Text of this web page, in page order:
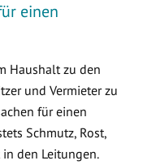
einen
Haushalt zu den
und Vermieter zu
für einen
Schmutz, Rost,
den Leitungen.